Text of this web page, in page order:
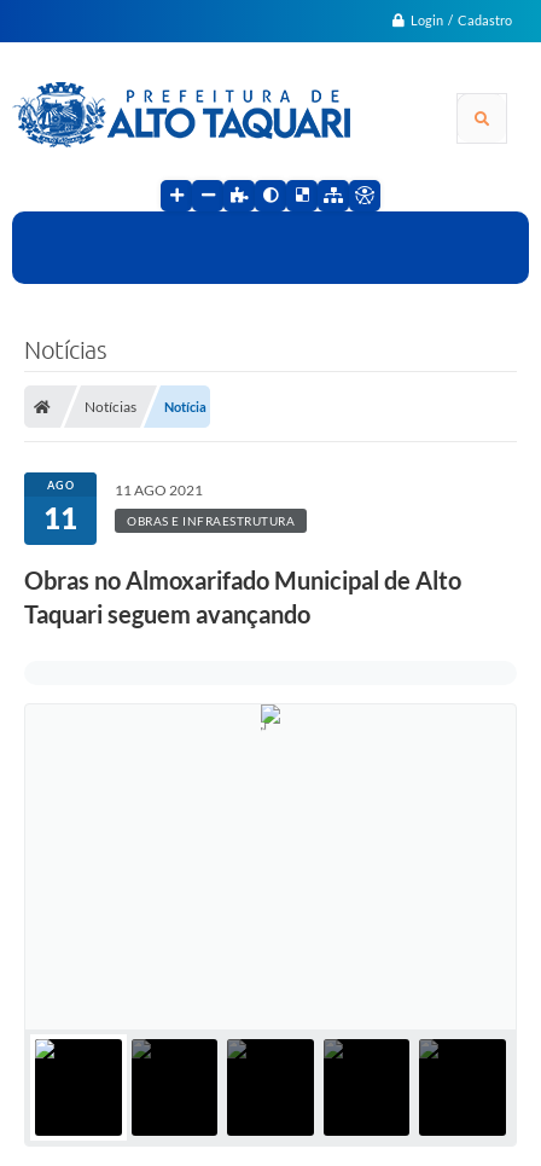
Login / Cadastro
Notícias
Notícias Notícia
AGO
11
11 AGO 2021
OBRAS E INFRAESTRUTURA
Obras no Almoxarifado Municipal de Alto
Taquari seguem avançando